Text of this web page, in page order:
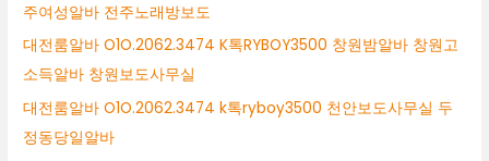
주여성알바 전주노래방보도
대전룸알바 O1O.2062.3474 K톡RYBOY3500 창원밤알바 창원고
소득알바 창원보도사무실
대전룸알바 O1O.2062.3474 k톡ryboy3500 천안보도사무실 두
정동당일알바